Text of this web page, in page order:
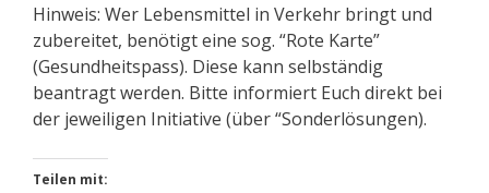
Hinweis: Wer Lebensmittel in Verkehr bringt und
zubereitet, benötigt eine sog. “Rote Karte”
(Gesundheitspass). Diese kann selbständig
beantragt werden. Bitte informiert Euch direkt bei
der jeweiligen Initiative (über “Sonderlösungen).
Teilen mit: